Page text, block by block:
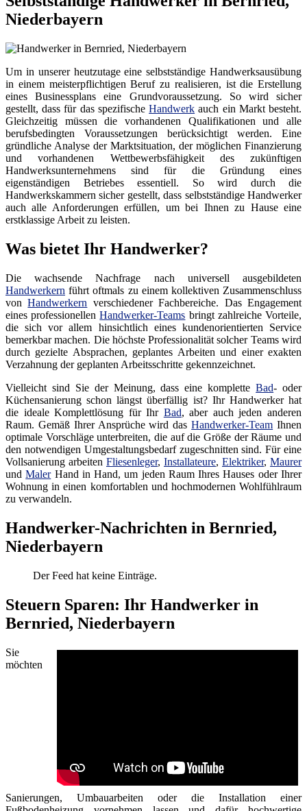
Niederbayern
Um in unserer heutzutage eine selbstständige Handwerksausübung
in einem meisterpflichtigen Beruf zu realisieren, ist die Erstellung
eines Businessplans eine Grundvoraussetzung. So wird sicher
gestellt, dass für das spezifischeHandwerk auch ein Markt besteht.
Gleichzeitig müssen die vorhandenen Qualifikationen und alle
berufsbedingten Voraussetzungen berücksichtigt werden. Eine
gründliche Analyse der Marktsituation, der möglichen Finanzierung
und vorhandenen Wettbewerbsfähigkeit des zukünftigen
Handwerksunternehmens sind für die Gründung eines
eigenständigen Betriebes essentiell. So wird durch die
Handwerkskammern sicher gestellt, dass selbstständige Handwerker
auch alle Anforderungen erfüllen, um bei Ihnen zu Hause eine
erstklassige Arbeit zu leisten.
Was bietet Ihr Handwerker?
Die wachsende Nachfrage nach universell ausgebildeten
Handwerkern führt oftmals zu einem kollektiven Zusammenschluss
vonHandwerkern verschiedener Fachbereiche. Das Engagement
eines professionellenHandwerker-Teams bringt zahlreiche Vorteile,
die sich vor allem hinsichtlich eines kundenorientierten Service
bemerkbar machen. Die höchste Professionalität solcher Teams wird
durch gezielte Absprachen, geplantes Arbeiten und einer exakten
Verzahnung der geplanten Arbeitsschritte gekennzeichnet.
Vielleicht sind Sie der Meinung, dass eine kompletteBad- oder
Küchensanierung schon längst überfällig ist? Ihr Handwerker hat
die ideale Komplettlösung für Ihr Bad, aber auch jeden anderen
Raum. Gemäß Ihrer Ansprüche wird dasHandwerker-Team Ihnen
optimale Vorschläge unterbreiten, die auf die Größe der Räume und
den notwendigen Umgestaltungsbedarf zugeschnitten sind. Für eine
Vollsanierung arbeiten Fliesenleger, Installateure, Elektriker, Maurer
undMalerHand in Hand, um jeden Raum Ihres Hauses oder Ihrer
Wohnung in einen komfortablen und hochmodernen Wohlfühlraum
zu verwandeln.
Handwerker-Nachrichten in Bernried,
Niederbayern
Der Feed hat keine Einträge.
Steuern Sparen: Ihr Handwerker in
Bernried, Niederbayern
Sie
möchten
Sanierungen, Umbauarbeiten oder die Installation einer